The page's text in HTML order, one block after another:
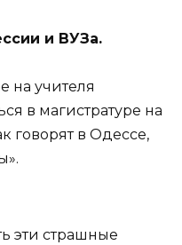
и ВУЗа.
на учителя
в магистратуре на
говорят в Одессе,
эти страшные